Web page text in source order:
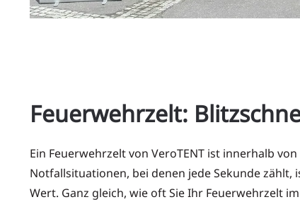
Feuerwehrzelt:
Ein Feuerwehrzelt von VeroTENT ist innerhalb
Notfallsituationen, bei denen jede Sekunde zählt,
Wert. Ganz gleich, wie oft Sie Ihr Feuerwehrzelt